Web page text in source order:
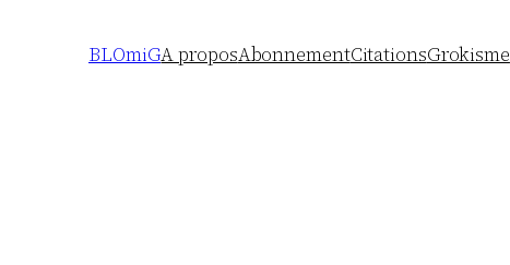
BLOmiGA proposAbonnementCitationsGrokisme